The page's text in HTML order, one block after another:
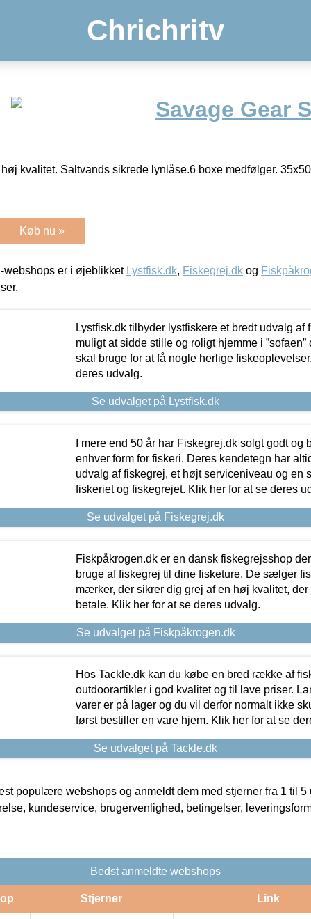
Chrichritv
Savage Gear
kvalitet. Saltvands sikrede lynlåse.6 boxe medfølger.
Køb nu »
er i øjeblikket Lystfisk.dk, Fiskegrej.dk og
Lystfisk.dk tilbyder lystfiskere et bredt udvalg
muligt at sidde stille og roligt hjemme i
skal bruge for at få nogle herlige
deres udvalg.
Se udvalget på Lystfisk.dk
I mere end 50 år har Fiskegrej.dk solgt godt og
enhver form for fiskeri. Deres kendetegn har
udvalg af fiskegrej, et højt serviceniveau og en
fiskeriet og fiskegrejet. Klik her for at se deres
Se udvalget på Fiskegrej.dk
Fiskpåkrogen.dk er en dansk fiskegrejsshop
bruge af fiskegrej til dine fisketure. De sælger
mærker, der sikrer dig grej af en høj kvalitet, der
betale. Klik her for at se deres udvalg.
Se udvalget på Fiskpåkrogen.dk
Hos Tackle.dk kan du købe en bred række af
outdoorartikler i god kvalitet og til lave priser.
varer er på lager og du vil derfor normalt ikke
først bestiller en vare hjem. Klik her for at se
Se udvalget på Tackle.dk
populære webshops og anmeldt dem med stjerner fra 1 til 5
kundeservice, brugervenlighed, betingelser,
Bedst anmeldte webshops
Stjerner Link